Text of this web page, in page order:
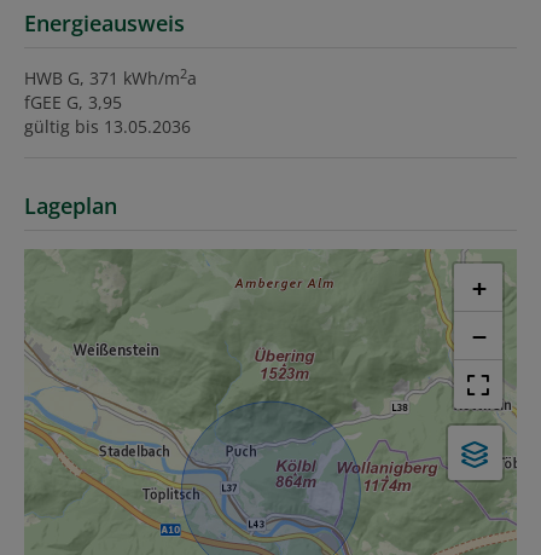
Energieausweis
HWB G, 371 kWh/m2a
fGEE G, 3,95
gültig bis 13.05.2036
Lageplan
+
−